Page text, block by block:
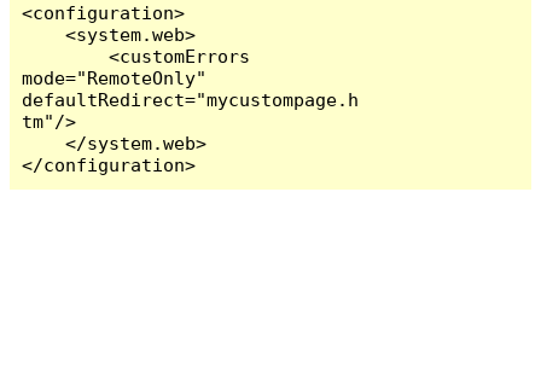
<configuration>
    <system.web>
        <customErrors
mode="RemoteOnly"
defaultRedirect="mycustompage.h
tm"/>
    </system.web>
</configuration>